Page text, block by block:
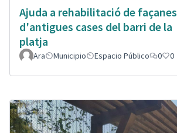
Ajuda a rehabilitació de façanes
d'antigues cases del barri de la
platja
Ara Municipio Espacio Público 0 0